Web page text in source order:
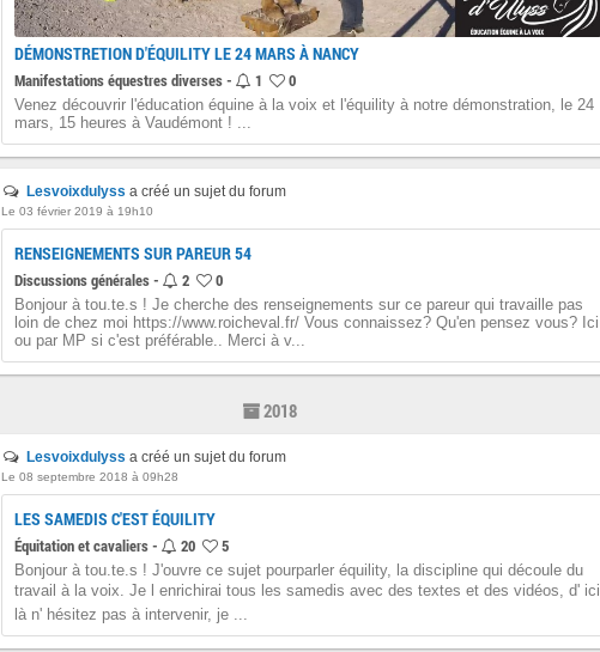
DÉMONSTRETION D'ÉQUILITY LE 24 MARS À NANCY
Manifestations équestres diverses - 1 0
Venez découvrir l'éducation équine à la voix et l'équility à notre démonstration, le 24
mars, 15 heures à Vaudémont ! ...
Lesvoixdulyss a créé un sujet du forum
Le 03 février 2019 à 19h10
RENSEIGNEMENTS SUR PAREUR 54
Discussions générales - 2 0
Bonjour à tou.te.s ! Je cherche des renseignements sur ce pareur qui travaille pas
loin de chez moi https://www.roicheval.fr/ Vous connaissez? Qu'en pensez vous? Ici
ou par MP si c'est préférable.. Merci à v...
2018
Lesvoixdulyss a créé un sujet du forum
Le 08 septembre 2018 à 09h28
LES SAMEDIS C'EST ÉQUILITY
Équitation et cavaliers - 20 5
Bonjour à tou.te.s ! J'ouvre ce sujet pourparler équility, la discipline qui découle du
travail à la voix. Je l enrichirai tous les samedis avec des textes et des vidéos, d' ici
là n' hésitez pas à intervenir, je ...